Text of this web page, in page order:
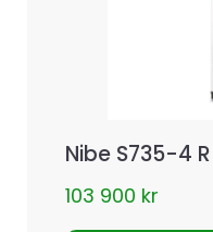
Nibe S735-4 R
103 900 kr